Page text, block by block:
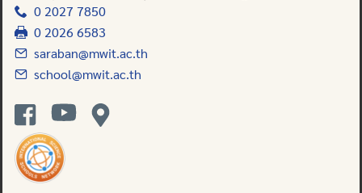
0 2027 7850
0 2026 6583
saraban@mwit.ac.th
school@mwit.ac.th